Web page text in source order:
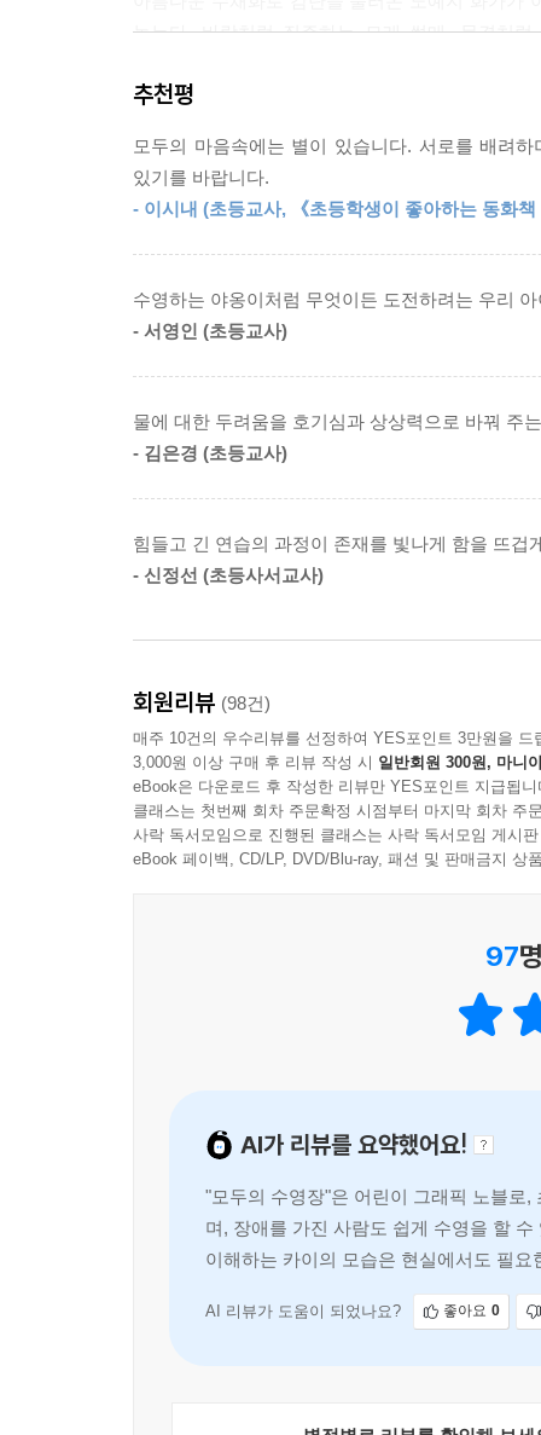
놓는다. 바람처럼 질주하는 모래 썰매, 물결처
★2024년 아산시 올해의 한 책
★2024년 동대문구 올해의 한 책
★대만 · 태국 판권 수출작
★서울특별시교육청어린이도서관 권장 도서
★아침독서 추천 도서
작가의 말
“하고 싶은 걸 하려면 나의 다짐과 노력뿐 아니
“야옹이들이 머나먼 사막까지 나가게 되었어요.
야옹이들을 그리며 무척 즐거웠습니다. 우리 일상
추천평
모두의 마음속에는 별이 있습니다. 서로를 배려
있기를 바랍니다.
- 이시내 (초등교사, 《초등학생이 좋아하는 동화책
수영하는 야옹이처럼 무엇이든 도전하려는 우리
- 서영인 (초등교사)
물에 대한 두려움을 호기심과 상상력으로 바꿔 주
- 김은경 (초등교사)
힘들고 긴 연습의 과정이 존재를 빛나게 함을 뜨겁
- 신정선 (초등사서교사)
회원리뷰 (98건)
매주 10건의 우수리뷰를 선정하여 YES포인트 3만원을 드
3,000원 이상 구매 후 리뷰 작성 시 일반회원 300원, 마니
eBook은 다운로드 후 작성한 리뷰만 YES포인트 지급됩니
클래스는 첫번째 회차 주문확정 시점부터 마지막 회차 주
사락 독서모임으로 진행된 클래스는 사락 독서모임 게시
eBook 페이백, CD/LP, DVD/Blu-ray, 패션 및 판매금지 상
97
AI가 리뷰를 요약했어요!
"모두의 수영장"은 어린이 그래픽 노블로
며, 장애를 가진 사람도 쉽게 수영을 할
이해하는 카이의 모습은 현실에서도 필요
AI 리뷰가 도움이 되었나요? 좋아요 0